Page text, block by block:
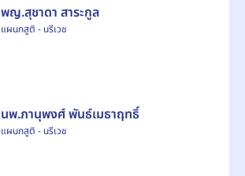
พญ.สุชาดา สาระกูล
แผนกสูติ - นรีเวช
นพ.ภานุพงศ์ พันธ์เมธาฤทธิ์
แผนกสูติ - นรีเวช